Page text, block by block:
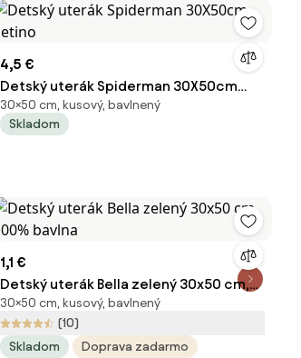
4,5 €
Detský uterák Spiderman 30X50cm
Setino
30×50 cm, kusový, bavlnený
Skladom
1,1 €
Detský uterák Bella zelený 30x50 cm,
100% bavlna
30×50 cm, kusový, bavlnený
(10)
Skladom
Doprava zadarmo